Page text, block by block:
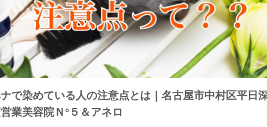
で染めている人の注意点とは｜名古屋市中村区平日
業美容院Ｎ°５＆アネロ